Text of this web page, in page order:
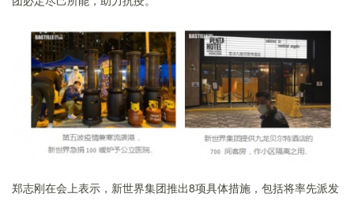
郑志刚在会上表示，新世界集团推出8项具体措施，包括将率先派发